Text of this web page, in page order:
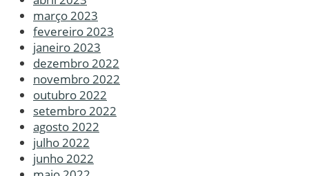
março 2023
fevereiro 2023
janeiro 2023
dezembro 2022
novembro 2022
outubro 2022
setembro 2022
agosto 2022
julho 2022
junho 2022